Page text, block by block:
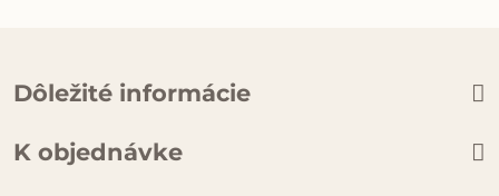
Dôležité informácie
K objednávke